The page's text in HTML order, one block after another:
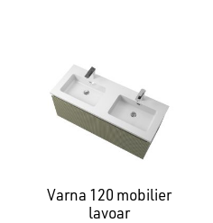
Varna 120 mobilier
lavoar